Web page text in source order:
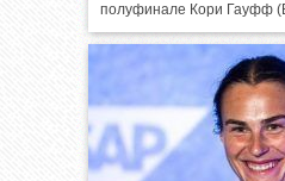
полуфинале Кори Гауфф